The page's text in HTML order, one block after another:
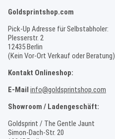
Goldsprintshop.com
Pick-Up Adresse für Selbstabholer:
Plesserstr. 2
12435 Berlin
(Kein Vor-Ort Verkauf oder Beratung)
Kontakt Onlineshop:
E-Mail info@goldsprintshop.com
Showroom / Ladengeschäft:
Goldsprint / The Gentle Jaunt
Simon-Dach-Str. 20